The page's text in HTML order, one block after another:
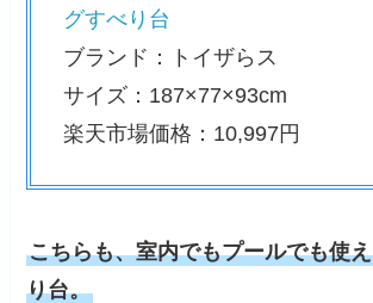
グすべり台
ブランド：トイザらス
サイズ：187×77×93cm
楽天市場価格：10,997円
こちらも、室内でもプールでも使
り台。